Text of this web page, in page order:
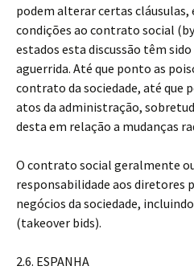
podem alterar certas cláusulas,
condições ao contrato social
estados esta discussão têm
aguerrida. Até que ponto as
contrato da sociedade, até que
atos da administração,
desta em relação a mudanças
O contrato social geralmente
responsabilidade aos diretores
negócios da sociedade,
(takeover bids).
2.6. ESPANHA